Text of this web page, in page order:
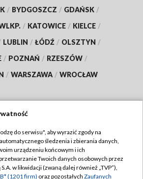
/ BYDGOSZCZ / GDAŃSK /
/ KATOWICE / KIELCE /
LUBLIN / ŁÓDŹ / OLSZTYN /
/ POZNAŃ / RZESZÓW /
/ WARSZAWA / WROCŁAW
TVP
Regulamin TVP
do serwisu", aby wyrazić zgody na
śledzenia i zbierania danych,
urządzeniu końcowym i ich
Twoich danych osobowych przez
w likwidacji (zwaną dalej również „TVP”),
(1201 firm) oraz pozostałych Zaufanych